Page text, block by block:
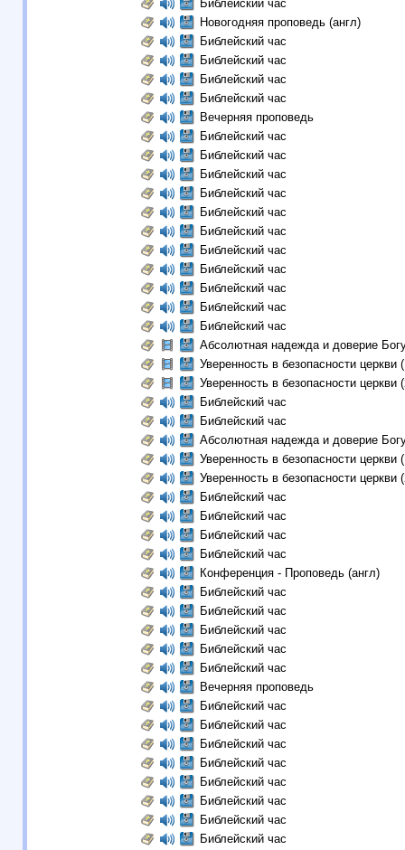
Библейский час
Новогодняя проповедь (англ)
Библейский час
Библейский час
Библейский час
Библейский час
Вечерняя проповедь
Библейский час
Библейский час
Библейский час
Библейский час
Библейский час
Библейский час
Библейский час
Библейский час
Библейский час
Библейский час
Библейский час
Абсолютная надежда и доверие
Уверенность в безопасности церкви
Уверенность в безопасности церкви
Библейский час
Библейский час
Абсолютная надежда и доверие
Уверенность в безопасности церкви
Уверенность в безопасности церкви
Библейский час
Библейский час
Библейский час
Библейский час
Конференция - Проповедь (aнгл)
Библейский час
Библейский час
Библейский час
Библейский час
Библейский час
Вечерняя проповедь
Библейский час
Библейский час
Библейский час
Библейский час
Библейский час
Библейский час
Библейский час
Библейский час